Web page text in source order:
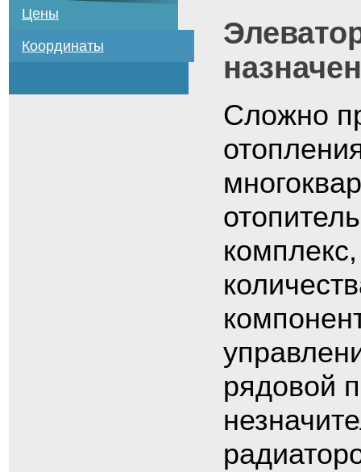
Цены
Координаты
Сложно
рядовой